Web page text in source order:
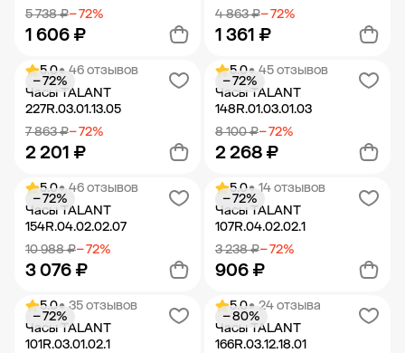
5 738 ₽− 72%
1 606 ₽
Добавить в корзину
4 863 ₽− 72%
1 361 ₽
Добавить в корзину
5.0• 46 отзывов
Часы TALANT
227R.03.01.13.05
7 863 ₽− 72%
2 201 ₽
− 72%
Добавить в корзину
5.0• 45 отзывов
Часы TALANT
148R.01.03.01.03
8 100 ₽− 72%
2 268 ₽
− 72%
Добавить в корзину
5.0• 46 отзывов
Часы TALANT
154R.04.02.02.07
10 988 ₽− 72%
3 076 ₽
− 72%
Добавить в корзину
5.0• 14 отзывов
Часы TALANT
107R.04.02.02.1
3 238 ₽− 72%
906 ₽
− 72%
Добавить в корзину
5.0• 35 отзывов
Часы TALANT
101R.03.01.02.1
− 72%
5.0• 24 отзыва
Часы TALANT
166R.03.12.18.01
− 80%